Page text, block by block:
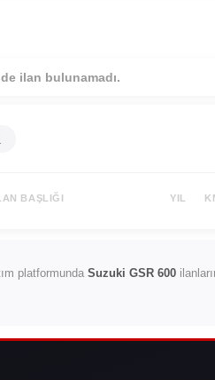
ilan bulunamadı.
BAŞLIĞI YIL
platformunda Suzuki GSR 600